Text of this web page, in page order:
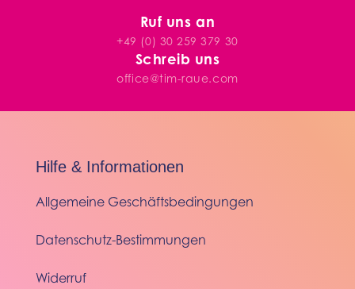
Ruf uns an
+49 (0) 30 259 379 30
Schreib uns
office@tim-raue.com
Hilfe & Informationen
Allgemeine Geschäftsbedingungen
Datenschutz-Bestimmungen
Widerruf